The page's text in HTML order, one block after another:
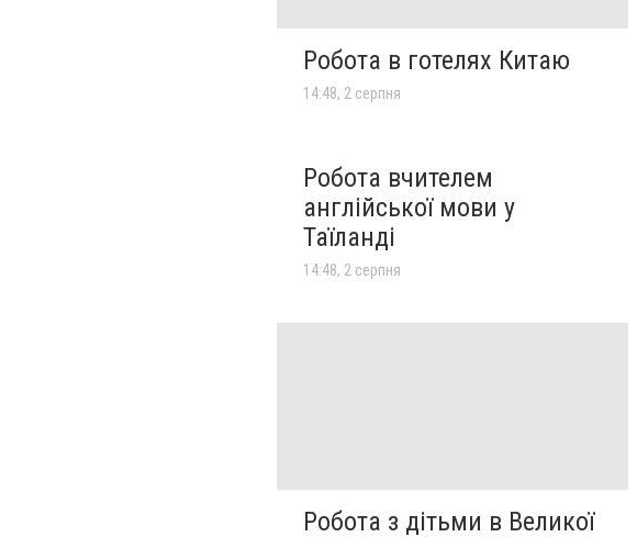
Робота в готелях Китаю
14:48, 2 серпня
Робота вчителем
англійської мови у
Таїланді
14:48, 2 серпня
Робота з дітьми в Великої